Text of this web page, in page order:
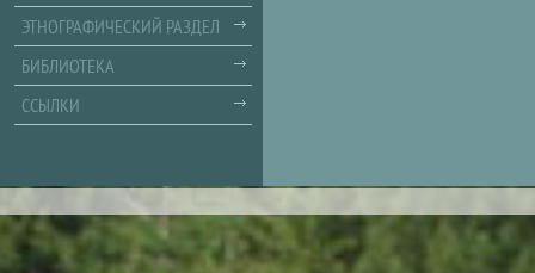
ЭТНОГРАФИЧЕСКИЙ РАЗДЕЛ
БИБЛИОТЕКА
ССЫЛКИ